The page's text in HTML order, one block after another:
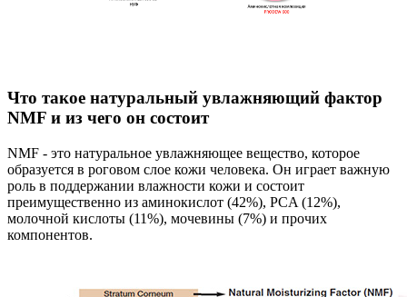
Что такое натуральный увлажняющий фактор
NMF и из чего он состоит
NMF - это натуральное увлажняющее вещество, которое
образуется в роговом слое кожи человека. Он играет важную
роль в поддержании влажности кожи и состоит
преимущественно из аминокислот (42%), PCA (12%),
молочной кислоты (11%), мочевины (7%) и прочих
компонентов.